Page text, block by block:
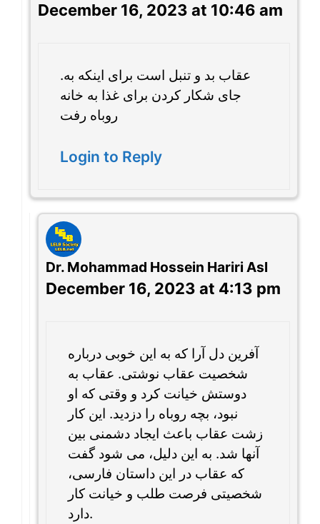
December 16, 2023 at 10:46 am
.عقاب بد و تنبل است برای اینکه به
جای شکار کردن برای غذا به خانه
روباه رفت
Login to Reply
Dr. Mohammad Hossein Hariri Asl
December 16, 2023 at 4:13 pm
آفرین دل آرا که به این خوبی درباره
شخصیت عقاب نوشتی. عقاب به
دوستش خیانت کرد و وقتی که او
نبود، بچه روباه را دزدید. این کار
زشت عقاب باعث ایجاد دشمنی بین
آنها شد. به این دلیل، می شود گفت
که عقاب در این داستان فارسی،
شخصیتی فرصت طلب و خیانت کار
دارد.